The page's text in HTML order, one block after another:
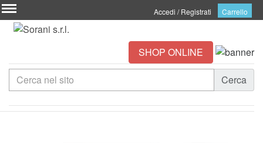
Accedi / Registrati Carrello
SHOP ONLINE
Cerca